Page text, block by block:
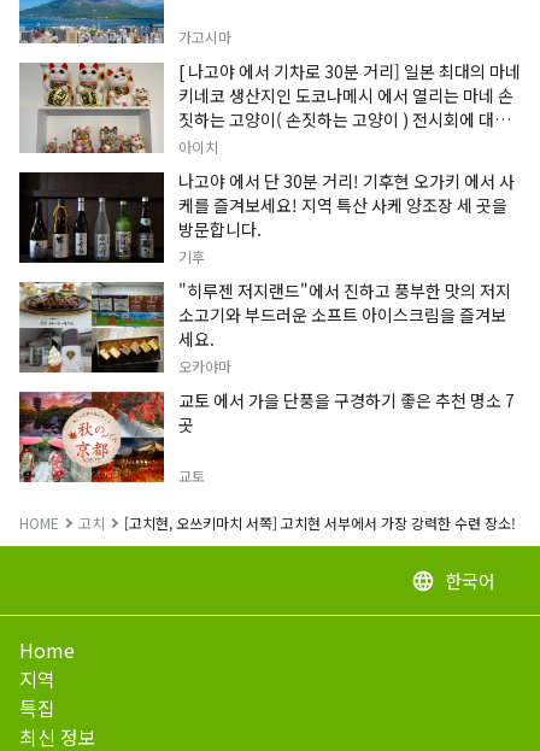
가고시마
[ 나고야 에서 기차로 30분 거리] 일본 최대의 마네
키네코 생산지인 도코나메시 에서 열리는 마네 손
짓하는 고양이( 손짓하는 고양이 ) 전시회에 대한
정보입니다.
아이치
나고야 에서 단 30분 거리! 기후현 오가키 에서 사
케를 즐겨보세요! 지역 특산 사케 양조장 세 곳을
방문합니다.
기후
"히루젠 저지랜드"에서 진하고 풍부한 맛의 저지
소고기와 부드러운 소프트 아이스크림을 즐겨보
세요.
오카야마
교토 에서 가을 단풍을 구경하기 좋은 추천 명소 7
곳
교토
HOME 고치 [고치현, 오쓰키마치 서쪽] 고치현 서부에서 가장 강력한 수련 장소!
language 한국어
Home
지역
특집
최신 정보